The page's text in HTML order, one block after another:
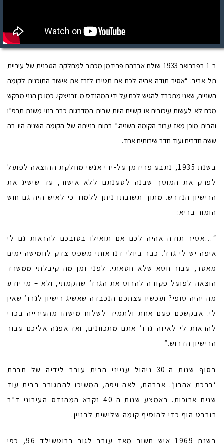
ב-1 בפברואר 1933 שולח אברהם פרידמן מכתב למחלקה הטכנית של עיריית
תל אביב: “אסיר תודה אהיה לכם אם תטיבו לזרז את אישור התוכנית לקומה
השנייה, שאני מתכבד להגיש לכם על ידי המהנדס מ. זרניצקי. כמו כן הנני מבקש
מכם לא לעשות עיכובים או קשיים היות שבית המדרגות כבר בנוי משנת תרפ”ו
והבית מוכן מאז עבור הקומה השניה.” בתום בנייתה של הקומה השניה היו בה
ששה חדרים ועוד חדר שירותים אחד.
בשנת 1935, נתבע פרידמן על-ידי אנשי מחלקת ההוצאה לפועל
לפרק את המוסך שבנה לטענתם ללא אישור, עד שישיג את
הרישיון הנדרש. מתוך תשובתו ניתן ללמוד כי לאיש היה גם חוש
הומור בריא:
“…אסיר תודה אהיה לכם אם תואילו בטובכם להראות גם לי
איפה יש לי גרז’. כבר ביולי דנו אותי משפט צדק לחמישה ימים
מאסר, עבור חטא שלא חטאתי. לפני זמן מה קיבלתי ממשרד
הוצאה לפועל פקודה להרוס את הגרז’ שהקמתי, ולא – מי יודע
מה יהיה סופי? ועכשיו עצתכם הנכבדה שאשיג רישיון לגרז’ שאין
לי. אבקשכם פעם אחת ולתמיד לשלוח מישהו מהעירייה בכדי
להראות לי לאיזה גרז’ אתם מתכוונים, ואז אפנה אליכם עבור
הרישיון הדרוש.”
בסוף שנות ה-30 ניהול ענייני הבית עובר לידיה של חברת
‘ברכת אהרון’. אברהם, לאה ויפה, המשיכו להתגורר בבית עוד
שנים ארוכות. באמצע שנות ה-40 נקרא המהנדס העירוני ד”ר
רוברט הוף כדי להוסיף קומה שלישית לבניין.
בשנת 1969 איש חשוב מאד עובר לגור ברוטשילד 96, כפי